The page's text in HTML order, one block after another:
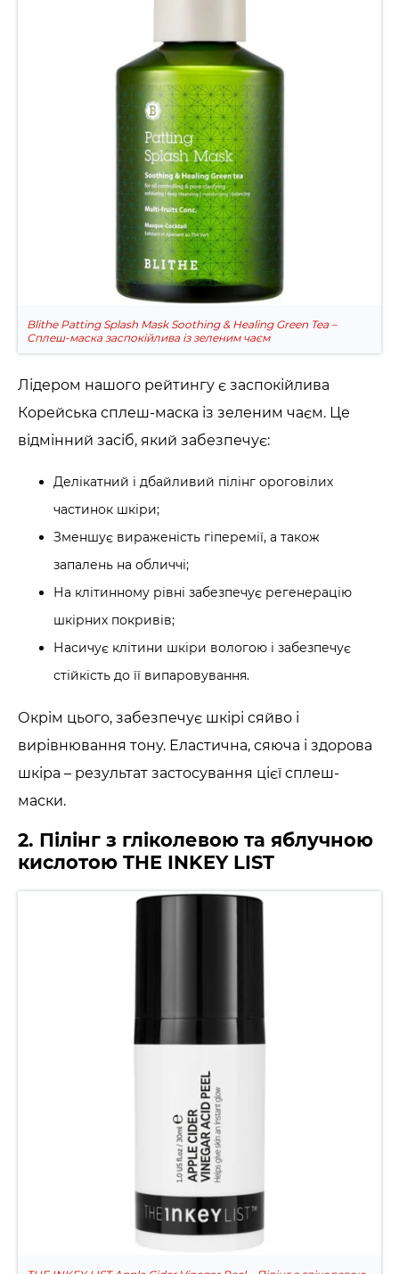
Blithe Patting Splash Mask Soothing & Healing Green Tea –
Сплеш-маска заспокійлива із зеленим чаєм
Лідером нашого рейтингу є заспокійлива
Корейська сплеш-маска із зеленим чаєм. Це
відмінний засіб, який забезпечує:
Делікатний і дбайливий пілінг ороговілих
частинок шкіри;
Зменшує вираженість гіперемії, а також
запалень на обличчі;
На клітинному рівні забезпечує регенерацію
шкірних покривів;
Насичує клітини шкіри вологою і забезпечує
стійкість до її випаровування.
Окрім цього, забезпечує шкірі сяйво і
вирівнювання тону. Еластична, сяюча і здорова
шкіра – результат застосування цієї сплеш-
маски.
2. Пілінг з гліколевою та яблучною
кислотою THE INKEY LIST